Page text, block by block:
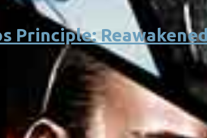
Principle: Reawakened